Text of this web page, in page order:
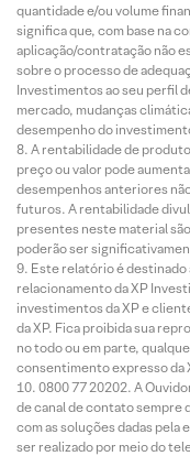
quantidade e/ou volume
significa que, com base na
aplicação/contratação não
sobre o processo de
Investimentos ao seu perfil
mercado, mudanças
desempenho do
A rentabilidade de
preço ou valor pode
desempenhos anteriores
futuros. A rentabilidade
presentes neste material
poderão ser
Este relatório é destinado
relacionamento da XP
investimentos da XP e
da XP. Fica proibida sua
no todo ou em parte,
consentimento expresso da
0800 77 20202. A
de canal de contato sempre
com as soluções dadas pela
ser realizado por meio do